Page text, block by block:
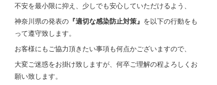
不安を最小限に抑え、少しでも安心していただけるよう、
神奈川県の発表の 『適切な感染防止対策』 を以下の行動をも
って遵守致します。
お客様にもご協力頂きたい事項も何点かございますので、
大変ご迷惑をお掛け致しますが、何卒ご理解の程よろしくお
願い致します。